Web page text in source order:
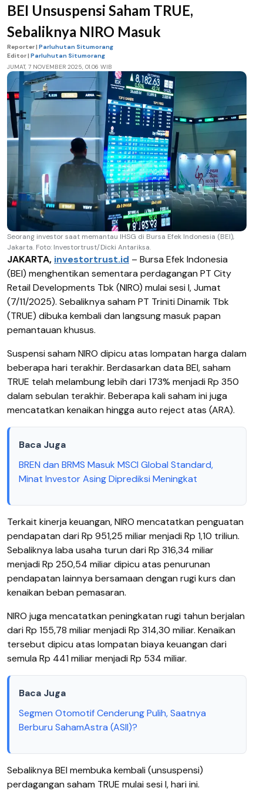
BEI Unsuspensi Saham TRUE,
Sebaliknya NIRO Masuk
Reporter | Parluhutan Situmorang
Editor | Parluhutan Situmorang
JUMAT, 7 NOVEMBER 2025, 01.06 WIB
Seorang investor saat memantau IHSG di Bursa Efek Indonesia (BEI),
Jakarta. Foto: Investortrust/Dicki Antariksa.
JAKARTA, investortrust.id – Bursa Efek Indonesia
(BEI) menghentikan sementara perdagangan PT City
Retail Developments Tbk (NIRO) mulai sesi I, Jumat
(7/11/2025). Sebaliknya saham PT Triniti Dinamik Tbk
(TRUE) dibuka kembali dan langsung masuk papan
pemantauan khusus.
Suspensi saham NIRO dipicu atas lompatan harga dalam
beberapa hari terakhir. Berdasarkan data BEI, saham
TRUE telah melambung lebih dari 173% menjadi Rp 350
dalam sebulan terakhir. Beberapa kali saham ini juga
mencatatkan kenaikan hingga auto reject atas (ARA).
Baca Juga
BREN dan BRMS Masuk MSCI Global Standard,
Minat Investor Asing Diprediksi Meningkat
Terkait kinerja keuangan, NIRO mencatatkan penguatan
pendapatan dari Rp 951,25 miliar menjadi Rp 1,10 triliun.
Sebaliknya laba usaha turun dari Rp 316,34 miliar
menjadi Rp 250,54 miliar dipicu atas penurunan
pendapatan lainnya bersamaan dengan rugi kurs dan
kenaikan beban pemasaran.
NIRO juga mencatatkan peningkatan rugi tahun berjalan
dari Rp 155,78 miliar menjadi Rp 314,30 miliar. Kenaikan
tersebut dipicu atas lompatan biaya keuangan dari
semula Rp 441 miliar menjadi Rp 534 miliar.
Baca Juga
Segmen Otomotif Cenderung Pulih, Saatnya
Berburu SahamAstra (ASII)?
Sebaliknya BEI membuka kembali (unsuspensi)
perdagangan saham TRUE mulai sesi I, hari ini.